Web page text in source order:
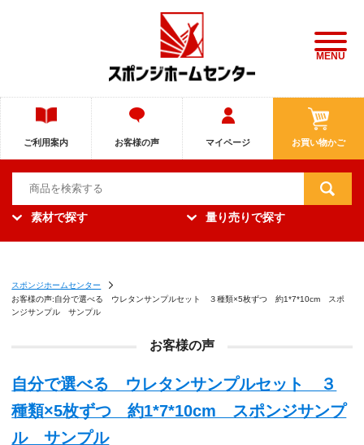
MENU
お買い物かご
マイページ
お客様の声
ご利用案内
素材で探す 量り売りで探す
スポンジホームセンター
お客様の声:自分で選べる ウレタンサンプルセット ３種類×5枚ずつ 約1*7*10cm スポ
ンジサンプル サンプル
お客様の声
自分で選べる ウレタンサンプルセット ３
種類×5枚ずつ 約1*7*10cm スポンジサンプ
ル サンプル